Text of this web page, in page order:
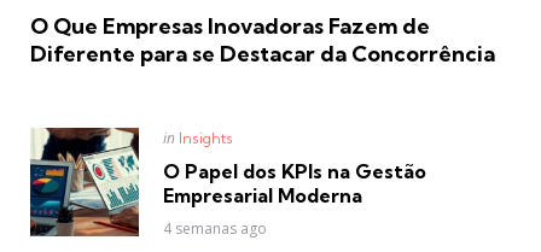
O Que Empresas Inovadoras Fazem de
Diferente para se Destacar da Concorrência
Posted
in Insights
O Papel dos KPIs na Gestão
Empresarial Moderna
4 semanas ago